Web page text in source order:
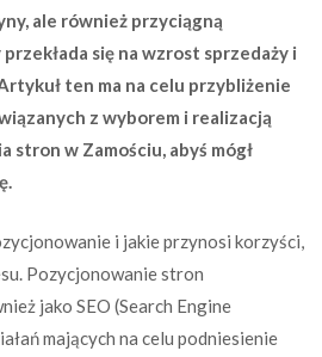
ale również przyciągną
się na wzrost sprzedaży i
ten ma na celu przybliżenie
z wyborem i realizacją
w Zamościu, abyś mógł
i jakie przynosi korzyści,
Pozycjonowanie stron
jako SEO (Search Engine
mających na celu podniesienie